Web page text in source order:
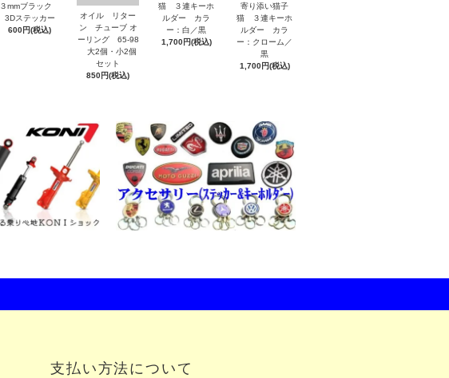
３mmブラック
3Dステッカー
600円(税込)
オイル リター
ン チューブ オ
ーリング 65-98
大2個・小2個
セット
850円(税込)
猫 ３連キーホ
ルダー カラ
ー：白／黒
1,700円(税込)
寄り添い猫子
猫 ３連キーホ
ルダー カラ
ー：クローム／
黒
1,700円(税込)
支払い方法について